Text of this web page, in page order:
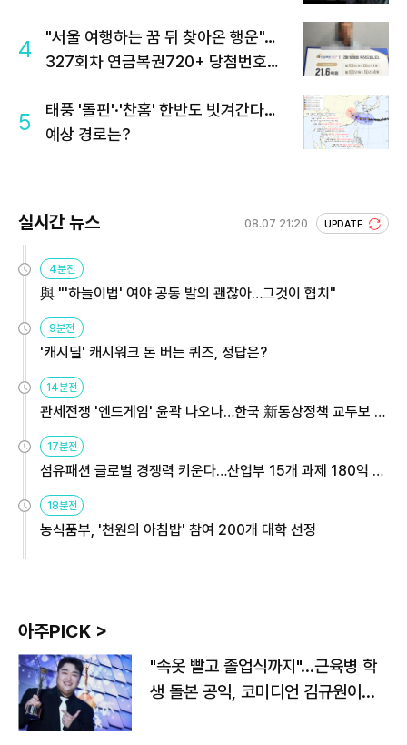
4
"서울 여행하는 꿈 뒤 찾아온 행운"…
327회차 연금복권720+ 당첨번호조
5
태풍 '돌핀'·'찬홈' 한반도 빗겨간다…
예상 경로는?
실시간 뉴스 08.07 21:20 UPDATE
4분전
與 "'하늘이법' 여야 공동 발의 괜찮아…그것이 협치"
9분전
'캐시딜' 캐시워크 돈 버는 퀴즈, 정답은?
14분전
관세전쟁 '엔드게임' 윤곽 나오나…한국 新통상정책 교두보 활
용해야
17분전
섬유패션 글로벌 경쟁력 키운다…산업부 15개 과제 180억 지
원
18분전
농식품부, '천원의 아침밥' 참여 200개 대학 선정
아주PICK >
"속옷 빨고 졸업식까지"…근육병 학
생 돌본 공익, 코미디언 김규원이었